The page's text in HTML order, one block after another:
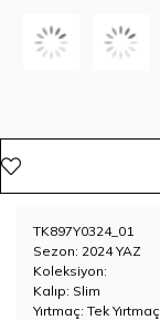
TK897Y0324_01
Sezon: 2024 YAZ
Koleksiyon:
Kalıp: Slim
Yırtmaç: Tek Yırtmaç